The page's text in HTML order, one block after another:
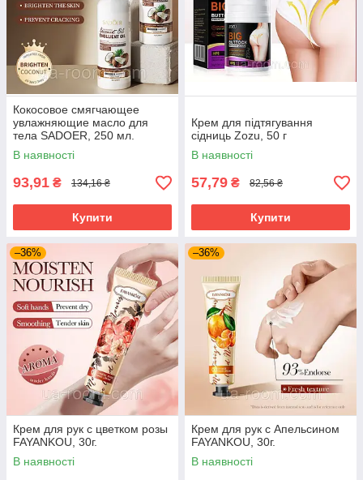
Кокосовое смягчающее
увлажняющие масло для
тела SADOER, 250 мл.
В наявності
93,91 ₴ 134,16 ₴
Купити
Крем для підтягування
сідниць Zozu, 50 г
В наявності
57,79 ₴ 82,56 ₴
Купити
–36%
Крем для рук с цветком розы
FAYANKOU, 30г.
В наявності
–36%
Крем для рук c Апельсином
FAYANKOU, 30г.
В наявності